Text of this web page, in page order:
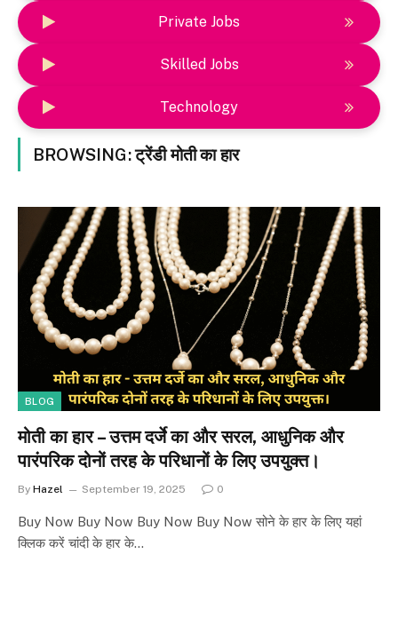
Private Jobs
Skilled Jobs
Technology
BROWSING:ट्रेंडी मोती का हार
BLOG
मोती का हार – उत्तम दर्जे का और सरल, आधुनिक और
पारंपरिक दोनों तरह के परिधानों के लिए उपयुक्त।
By Hazel September 19, 2025 0
Buy Now Buy Now Buy Now Buy Now सोने के हार के लिए यहां
क्लिक करें चांदी के हार के…